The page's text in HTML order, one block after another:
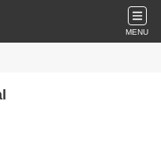
MENU